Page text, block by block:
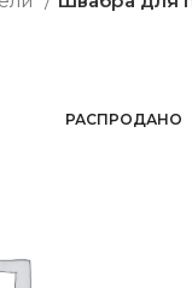
РАСПРОДАНО